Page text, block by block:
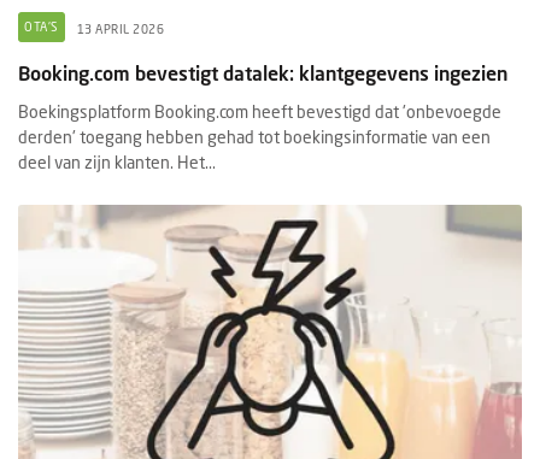
OTA'S 13 APRIL 2026
Booking.com bevestigt datalek: klantgegevens ingezien
Boekingsplatform Booking.com heeft bevestigd dat 'onbevoegde
derden' toegang hebben gehad tot boekingsinformatie van een
deel van zijn klanten. Het...